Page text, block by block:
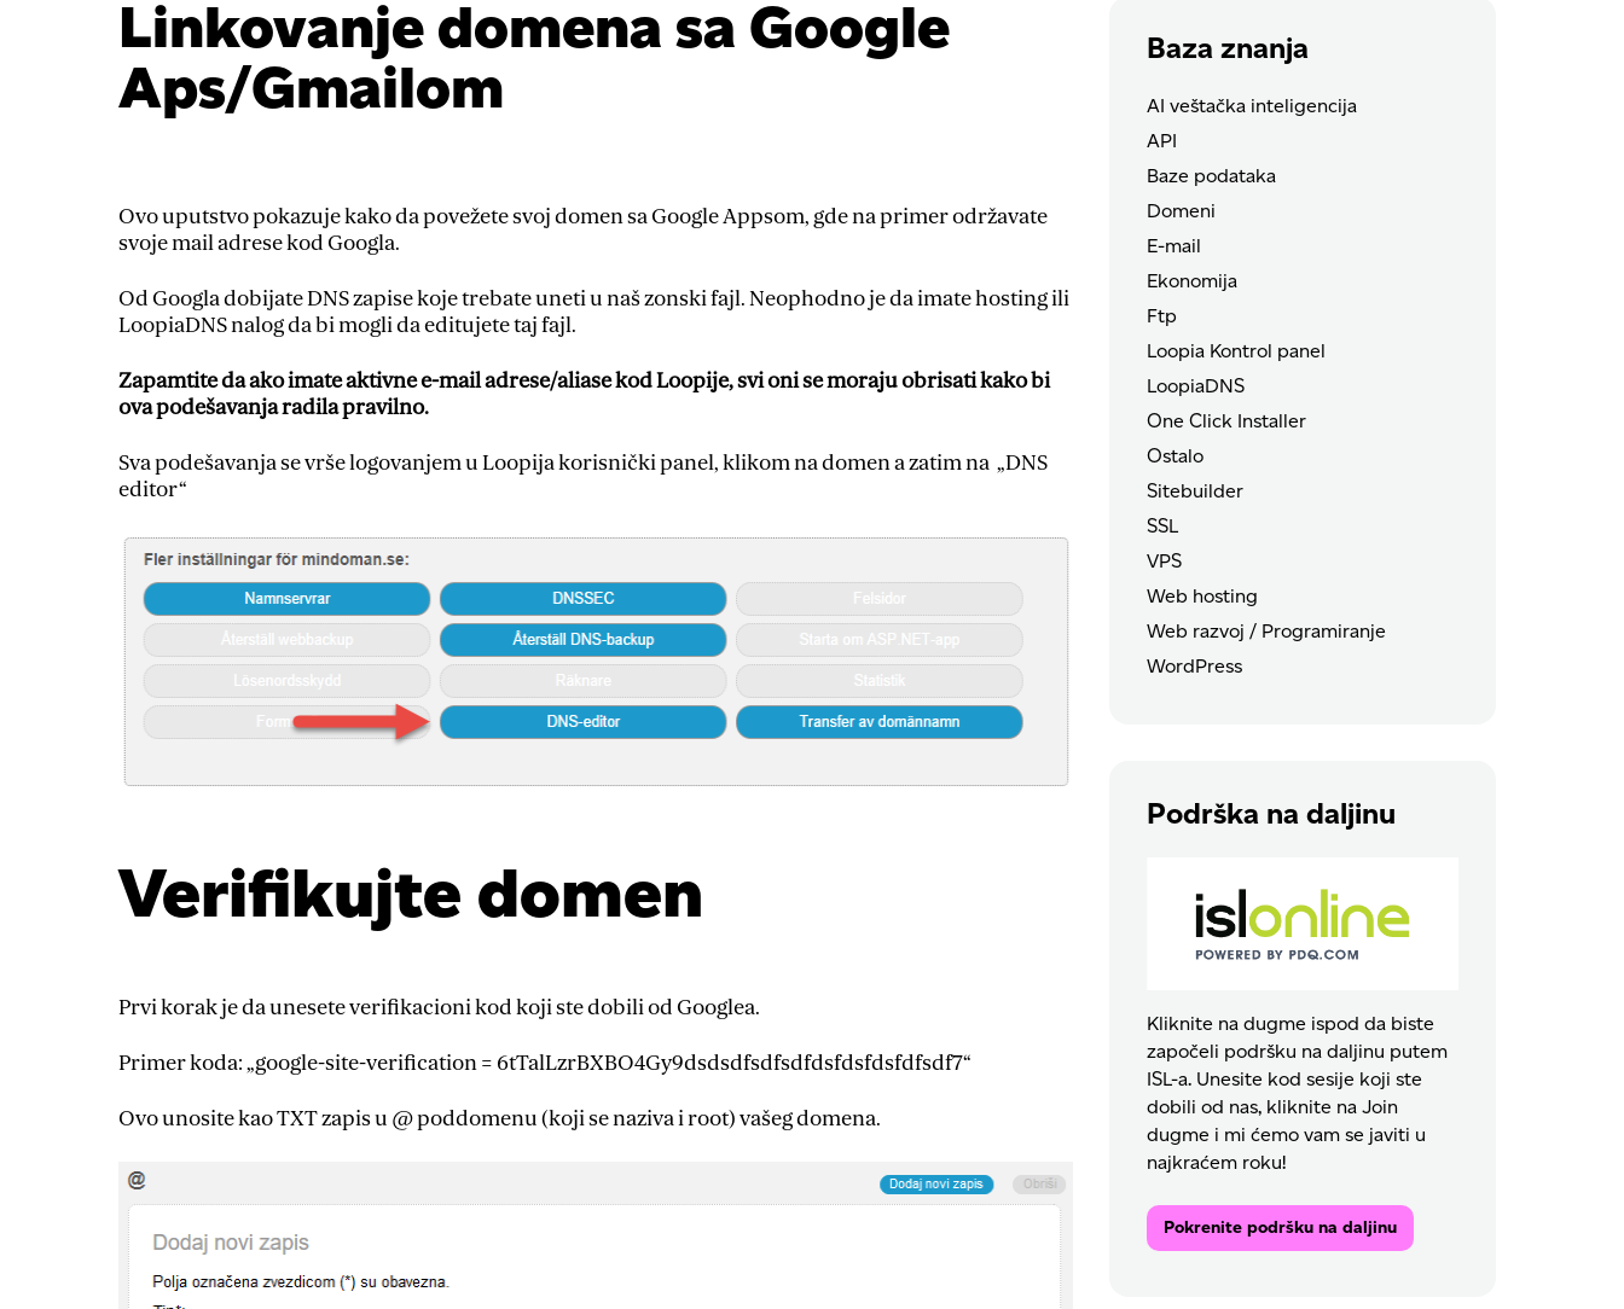
Linkovanje domena sa Google
Aps/Gmailom
Ovo uputstvo pokazuje kako da povežete svoj domen sa Google Appsom, gde na primer održavate
svoje mail adrese kod Googla.
Od Googla dobijate DNS zapise koje trebate uneti u naš zonski fajl. Neophodno je da imate hosting ili
LoopiaDNS nalog da bi mogli da editujete taj fajl.
Zapamtite da ako imate aktivne e-mail adrese/aliase kod Loopije, svi oni se moraju obrisati kako bi
ova podešavanja radila pravilno.
Sva podešavanja se vrše logovanjem u Loopija korisnički panel, klikom na domen a zatim na „DNS
editor“
Verifikujte domen
Prvi korak je da unesete verifikacioni kod koji ste dobili od Googlea.
Primer koda: „google-site-verification = 6tTalLzrBXBO4Gy9dsdsdfsdfsdfdsfdsfdsfdfsdf7“
Ovo unosite kao TXT zapis u @ poddomenu (koji se naziva i root) vašeg domena.
Baza znanja
AI veštačka inteligencija
API
Baze podataka
Domeni
E-mail
Ekonomija
Ftp
Loopia Kontrol panel
LoopiaDNS
One Click Installer
Ostalo
Sitebuilder
SSL
VPS
Web hosting
Web razvoj / Programiranje
WordPress
Podrška na daljinu
Kliknite na dugme ispod da biste
započeli podršku na daljinu putem
ISL-a. Unesite kod sesije koji ste
dobili od nas, kliknite na Join
dugme i mi ćemo vam se javiti u
najkraćem roku!
Pokrenite podršku na daljinu